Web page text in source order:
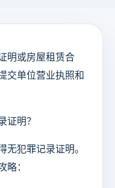
明或房屋租赁合
交单位营业执照和
证明？
无犯罪记录证明。
略：